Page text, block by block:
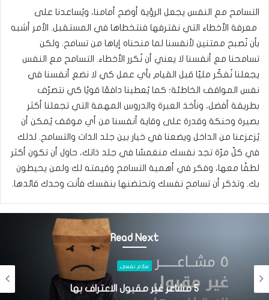
التسامح مع النفس يجعل الرؤية أوضح أمامنا، ويُساعدنا على
معرفة الأخطاء التي نقترفها فنتخطاها في المستقبل. الأمر أشبه
بأن نُصبح ممتنين لأنفسنا لما منحناه إياها من تسامح. ولكن
تسامحنا مع أنفسنا لا يعني أن نُكرر الأخطاء. التسامح مع النفس
يجعلنا نُفكّر مليّا قبل القيام بأي عمل كي لا نضع أنفسنا في
نفس المواقف الخاطئة؛ كما يُعطينا دافعًا قويًا كي نتصرّف
بطريقة أفضل، ونأخذ العبرة والدروس المهمة التي تجعلنا أكثر
بصيرة وحنكة وقدرة على وقاية أنفسنا من أي موقف يُمكن أن
يُزعزعنا من الداخل ويضعنا في خيار بين جلد الذات والتسامح. لذلك
في كلّ مرّة تجد نفسك منغمسًا في جلد ذاتك، حاول أن تكون أكثر
لطفًا معها، وفكر في أهمية التسامح وقيمته لك ولمن يحيطون
بك. وتذكر أن تسامح نفسك وتحتضنها بنفسك فأنت وحدك قائدها.
Read Next
سلام نفسى
الابتسامة وما لا نعرفه عن الابتسامة!